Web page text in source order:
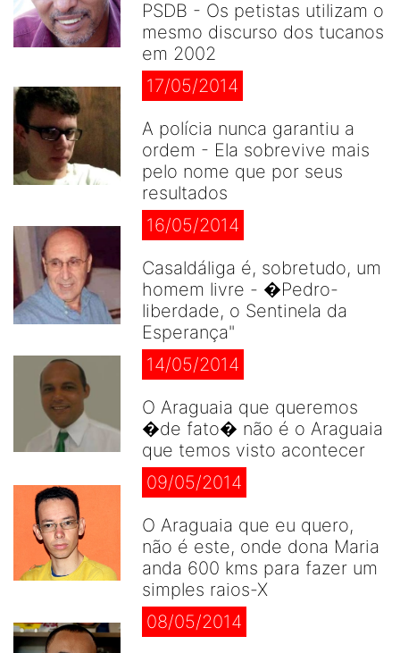
PSDB - Os petistas utilizam o
mesmo discurso dos tucanos
em 2002
17/05/2014
A polícia nunca garantiu a
ordem - Ela sobrevive mais
pelo nome que por seus
resultados
16/05/2014
Casaldáliga é, sobretudo, um
homem livre - �Pedro-
liberdade, o Sentinela da
Esperança"
14/05/2014
O Araguaia que queremos
�de fato� não é o Araguaia
que temos visto acontecer
09/05/2014
O Araguaia que eu quero,
não é este, onde dona Maria
anda 600 kms para fazer um
simples raios-X
08/05/2014